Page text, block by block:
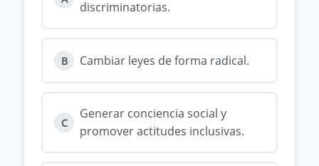
discriminatorias.
B Cambiar leyes de forma radical.
C
Generar conciencia social y
promover actitudes inclusivas.